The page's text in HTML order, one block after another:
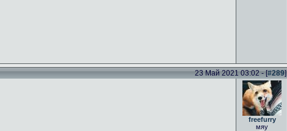
23 Май 2021 03:02 - [#289]
freefurry
мяу